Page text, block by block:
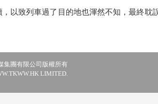
致列車過了目的地也渾然不知，最終耽
集團有限公司版權所有
LIMITED.